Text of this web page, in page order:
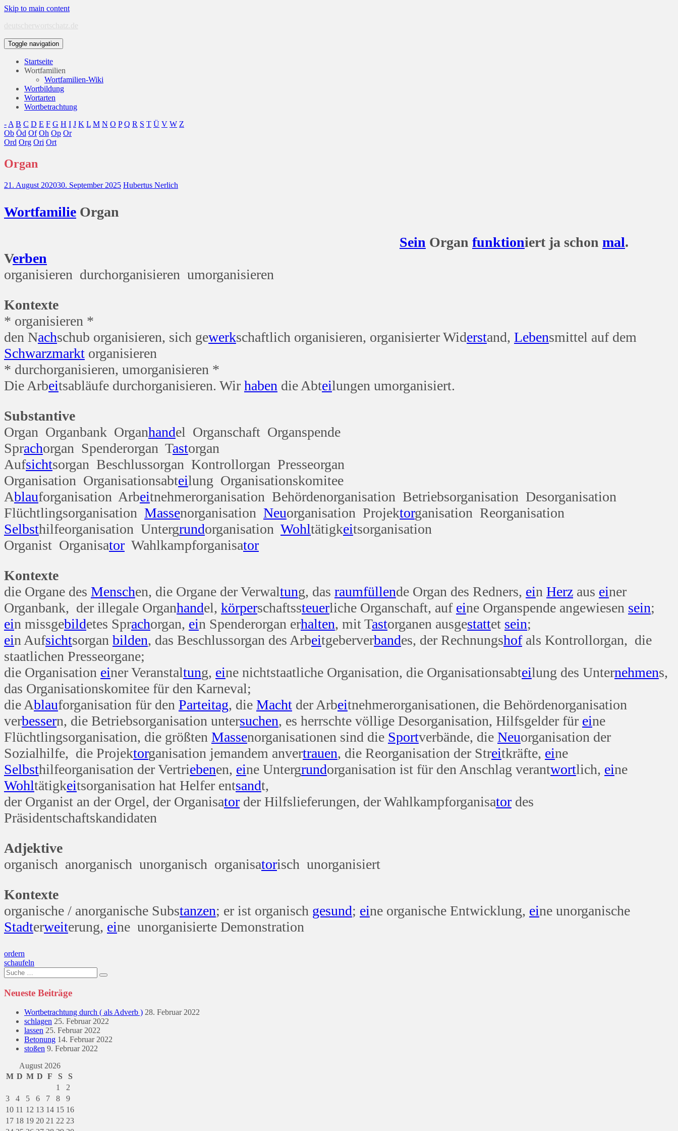
Skip to main content
deutscherwortschatz.de
Toggle navigation
Startseite
Wortfamilien
Wortfamilien-Wiki
Wortbildung
Wortarten
Wortbetrachtung
- A B C D E F G H I J K L M N O P Q R S T Ü V W Z
Ob Öd Of Oh Op Or
Ord Org Ori Ort
Organ
21. August 202030. September 2025 Hubertus Nerlich
Wortfamilie Organ
Sein Organ funktioniert ja schon mal.
Verben
organisieren durchorganisieren umorganisieren
Kontexte
* organisieren *
den Nachschub organisieren, sich gewerkschaftlich organisieren, organisierter Widerstand, Lebensmittel auf dem
Schwarzmarkt organisieren
* durchorganisieren, umorganisieren *
Die Arbeitsabläufe durchorganisieren. Wir haben die Abteilungen umorganisiert.
Substantive
Organ Organbank Organhandel Organschaft Organspende
Sprachorgan Spenderorgan Tastorgan
Aufsichtsorgan Beschlussorgan Kontrollorgan Presseorgan
Organisation Organisationsabteilung Organisationskomitee
Ablauforganisation Arbeitnehmerorganisation Behördenorganisation Betriebsorganisation Desorganisation
Flüchtlingsorganisation Massenorganisation Neuorganisation Projektorganisation Reorganisation
Selbsthilfeorganisation Untergrundorganisation Wohltätigkeitsorganisation
Organist Organisator Wahlkampforganisator
Kontexte
die Organe des Menschen, die Organe der Verwaltung, das raumfüllende Organ des Redners, ein Herz aus einer
Organbank, der illegale Organhandel, körperschaftssteuerliche Organschaft, auf eine Organspende angewiesen sein;
ein missgebildetes Sprachorgan, ein Spenderorgan erhalten, mit Tastorganen ausgestattet sein;
ein Aufsichtsorgan bilden, das Beschlussorgan des Arbeitgeberverbandes, der Rechnungshofals Kontrollorgan, die
staatlichen Presseorgane;
die Organisation einer Veranstaltung, eine nichtstaatliche Organisation, die Organisationsabteilung des Unternehmens,
das Organisationskomitee für den Karneval;
die Ablauforganisation für den Parteitag, die Macht der Arbeitnehmerorganisationen, die Behördenorganisation
verbessern, die Betriebsorganisation untersuchen, es herrschte völlige Desorganisation, Hilfsgelder für eine
Flüchtlingsorganisation, die größten Massenorganisationen sind die Sportverbände, die Neuorganisation der
Sozialhilfe, die Projektorganisation jemandem anvertrauen, die Reorganisation der Streitkräfte, eine
Selbsthilfeorganisation der Vertriebenen, eine Untergrundorganisation ist für den Anschlag verantwortlich, eine
Wohltätigkeitsorganisation hat Helfer entsandt,
der Organist an der Orgel, der Organisator der Hilfslieferungen, der Wahlkampforganisator des
Präsidentschaftskandidaten
Adjektive
organisch anorganisch unorganisch organisatorisch unorganisiert
Kontexte
organische / anorganische Substanzen; er ist organisch gesund; eine organische Entwicklung, eine unorganische
Stadterweiterung, eine unorganisierte Demonstration
Beitragsnavigation
ordern
schaufeln
Suche
nach:
Neueste Beiträge
Wortbetrachtung durch ( als Adverb ) 28. Februar 2022
schlagen 25. Februar 2022
lassen 25. Februar 2022
Betonung 14. Februar 2022
stoßen 9. Februar 2022
August 2026
M D M D F S
S
1
2
3
4 5 6 7 8
9
10 11 12 13 14 15 16
17 18 19 20 21 22 23